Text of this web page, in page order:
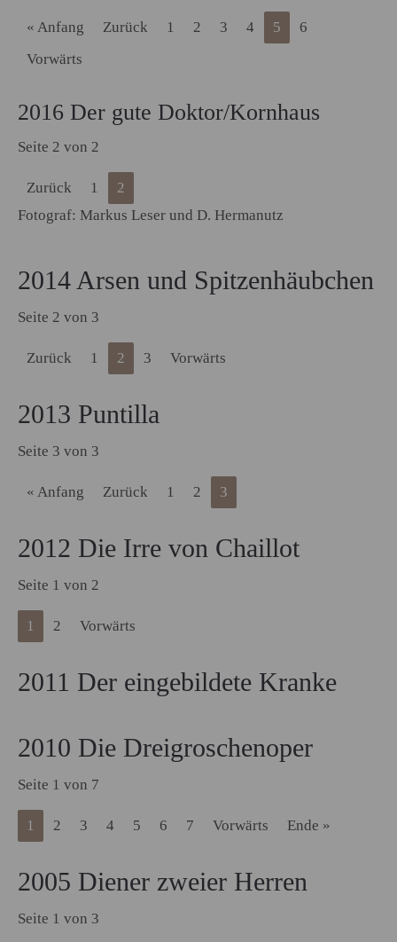
« Anfang Zurück 1 2 3 4 5
6
Vorwärts
2016 Der gute Doktor/Kornhaus
Seite 2 von 2
Zurück 1
2
Fotograf: Markus Leser und D. Hermanutz
2014 Arsen und Spitzenhäubchen
Seite 2 von 3
Zurück 1 2 3 Vorwärts
2013 Puntilla
Seite 3 von 3
« Anfang Zurück 1 2 3
2012 Die Irre von Chaillot
Seite 1 von 2
1 2 Vorwärts
2011 Der eingebildete Kranke
2010 Die Dreigroschenoper
Seite 1 von 7
1 2 3 4 5 6 7 Vorwärts Ende »
2005 Diener zweier Herren
Seite 1 von 3